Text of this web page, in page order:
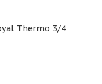
Thermo 3/4